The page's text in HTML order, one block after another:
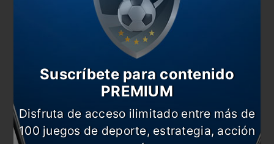
Nombre
Suscríbete para contenido
PREMIUM
Disfruta de acceso ilimitado entre más de
100 juegos de deporte, estrategia, acción